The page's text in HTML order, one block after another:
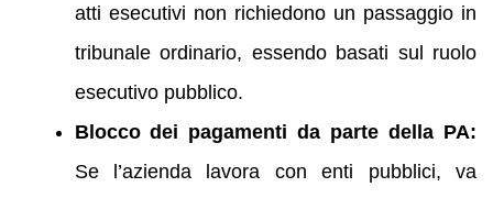
atti esecutivi non richiedono un passaggio in
tribunale ordinario, essendo basati sul ruolo
esecutivo pubblico.
Blocco dei pagamenti da parte della PA:
Se l’azienda lavora con enti pubblici, va